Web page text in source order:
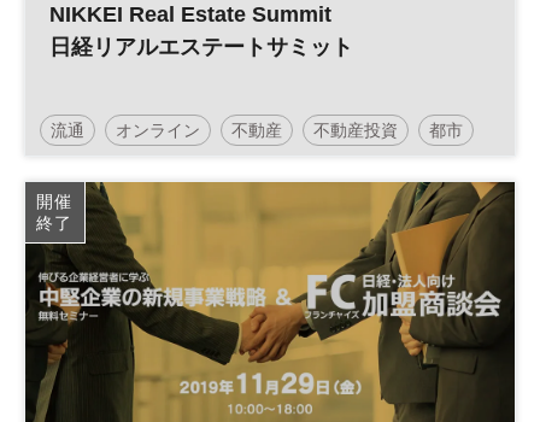
NIKKEI Real Estate Summit
日経リアルエステートサミット
流通 オンライン 不動産 不動産投資 都市
参加無料
開催
終了